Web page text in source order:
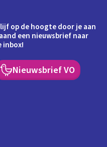
op de hoogte door je aan
een nieuwsbrief naar
inbox!
Nieuwsbrief VO